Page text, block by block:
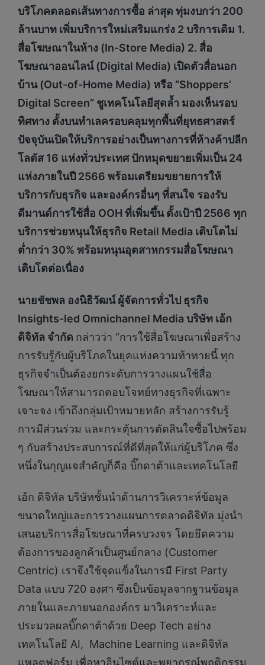
บริโภคตลอดเส้นทางการซื้อ ล่าสุด ทุ่มงบกว่า 200
ล้านบาท เพิ่มบริการใหม่เสริมแกร่ง 2 บริการเดิม 1.
สื่อโฆษณาในห้าง (In-Store Media) 2. สื่อ
โฆษณาออนไลน์ (Digital Media) เปิดตัวสื่อนอก
บ้าน (Out-of-Home Media) หรือ “Shoppers’
Digital Screen” ชูเทคโนโลยีสุดล้ำ มองเห็นรอบ
ทิศทาง ตั้งบนทำเลครอบคลุมทุกพื้นที่ยุทธศาสตร์
ปัจจุบันเปิดให้บริการอย่างเป็นทางการที่ห้างค้าปลีก
โลตัส 16 แห่งทั่วประเทศ ปักหมุดขยายเพิ่มเป็น 24
แห่งภายในปี 2566 พร้อมเตรียมขยายการให้
บริการกับธุรกิจ และองค์กรอื่นๆ ที่สนใจ รองรับ
ดีมานด์การใช้สื่อ OOH ที่เพิ่มขึ้น ตั้งเป้าปี 2566 ทุก
บริการช่วยหนุนให้ธุรกิจ Retail Media เติบโตไม่
ต่ำกว่า 30% พร้อมหนุนอุตสาหกรรมสื่อโฆษณา
เติบโตต่อเนื่อง
นายชัชพล องนิธิวัฒน์ ผู้จัดการทั่วไป ธุรกิจ
Insights-led Omnichannel Media บริษัท เอ้ก
ดิจิทัล จำกัด กล่าวว่า “การใช้สื่อโฆษณาเพื่อสร้าง
การรับรู้กับผู้บริโภคในยุคแห่งความท้าทายนี้ ทุก
ธุรกิจจำเป็นต้องยกระดับการวางแผนใช้สื่อ
โฆษณาให้สามารถตอบโจทย์ทางธุรกิจที่เฉพาะ
เจาะจง เข้าถึงกลุ่มเป้าหมายหลัก สร้างการรับรู้
การมีส่วนร่วม และกระตุ้นการตัดสินใจซื้อไปพร้อม
ๆ กับสร้างประสบการณ์ที่ดีที่สุดให้แก่ผู้บริโภค ซึ่ง
หนึ่งในกุญแจสำคัญก็คือ บิ๊กดาต้าและเทคโนโลยี
เอ้ก ดิจิทัล บริษัทชั้นนำด้านการวิเคราะห์ข้อมูล
ขนาดใหญ่และการวางแผนการตลาดดิจิทัล มุ่งนำ
เสนอบริการสื่อโฆษณาที่ครบวงจร โดยยึดความ
ต้องการของลูกค้าเป็นศูนย์กลาง (Customer
Centric) เราจึงใช้จุดแข็งในการมี First Party
Data แบบ 720 องศา ซึ่งเป็นข้อมูลจากฐานข้อมูล
ภายในและภายนอกองค์กร มาวิเคราะห์และ
ประมวลผลบิ๊กดาต้าด้วย Deep Tech อย่าง
เทคโนโลยี AI, Machine Learning และดิจิทัล